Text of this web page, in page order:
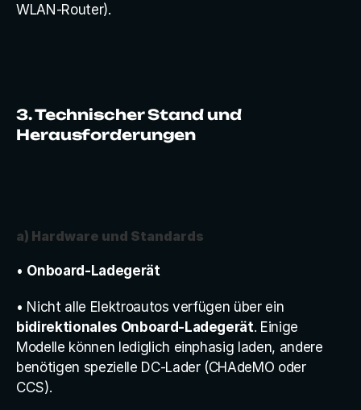
WLAN-Router).
3. Technischer Stand und
Herausforderungen
a) Hardware und Standards
• Onboard-Ladegerät
bidirektionales Onboard-Ladegerät. Einige
Modelle können lediglich einphasig laden, andere
benötigen spezielle DC-Lader (CHAdeMO oder
CCS).